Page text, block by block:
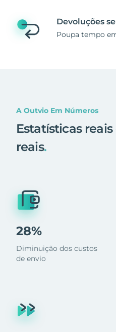
Devoluções
Poupa tempo
A Outvio Em Números
Estatísticas
reais.
28%
Diminuição dos custos
de envio